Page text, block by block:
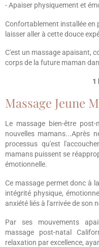
- Apaiser physiquement et
Confortablement installée en
laisser aller à cette douce
C'est un massage apaisant,
corps de la future maman
1
Massage Jeune
Le massage bien-être
nouvelles mamans...Après
processus qu'est
mamans puissent se
émotionnelle.
Ce massage permet donc à
intégrité physique,
anxiété liés à l'arrivée de son
Par ses mouvements
massage post-natal
relaxation par excellence,